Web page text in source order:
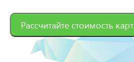
Рассчитайте стоимость карт